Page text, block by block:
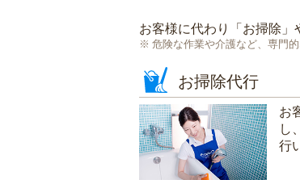
お客様に代わり「 お掃除 」
危険な作業や介護など、専門
お掃除代行
お
し
行